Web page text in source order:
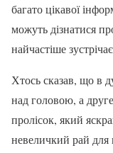
багато цікавої
можуть дізнатися
найчастіше
Хтось сказав, що в
над головою, а
пролісок, який
невеличкий рай для